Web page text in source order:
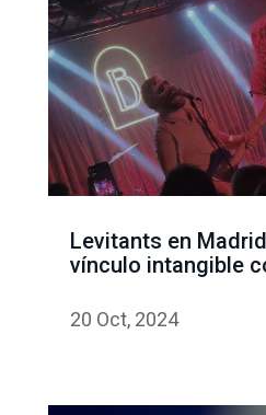
Levitants en
vínculo intangible
20 Oct, 2024